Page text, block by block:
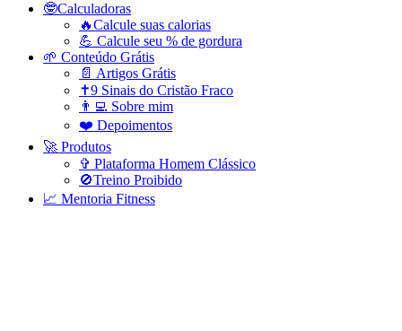
🤓Calculadoras
🔥Calcule suas calorias
💪 Calcule seu % de gordura
🌱 Conteúdo Grátis
📄 Artigos Grátis
✝️9 Sinais do Cristão Fraco
👨‍💻 Sobre mim
❤️ Depoimentos
🚀 Produtos
✞ Plataforma Homem Clássico
🚫Treino Proibido
📈 Mentoria Fitness